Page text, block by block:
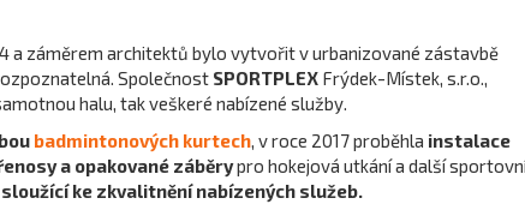
a záměrem architektů bylo vytvořit v urbanizované zástavbě
Společnost SPORTPLEX Frýdek-Místek, s.r.o.,
halu, tak veškeré nabízené služby.
badmintonových kurtech, v roce 2017 proběhla instalace
a opakované záběrypro hokejová utkání a další
ke zkvalitnění nabízených služeb.